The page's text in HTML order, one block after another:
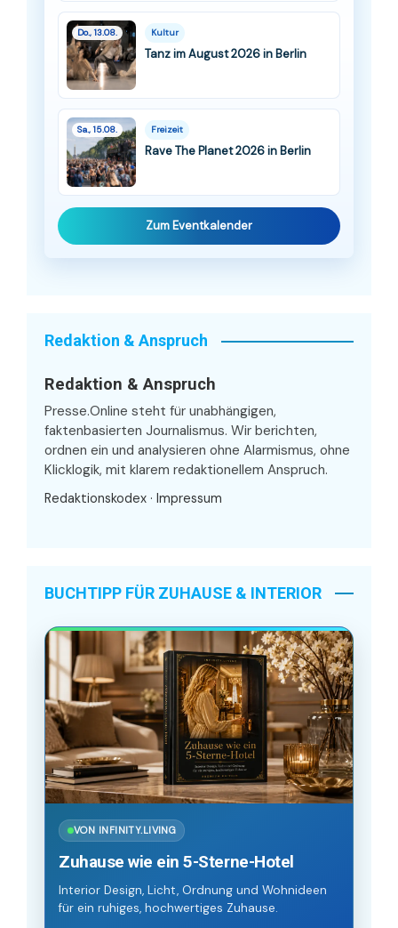
Do., 13.08. Kultur
Tanz im August 2026 in Berlin
Sa., 15.08. Freizeit
Rave The Planet 2026 in Berlin
Zum Eventkalender
Redaktion & Anspruch
Redaktion & Anspruch
Presse.Online steht für unabhängigen,
faktenbasierten Journalismus. Wir berichten,
ordnen ein und analysieren ohne Alarmismus, ohne
Klicklogik, mit klarem redaktionellem Anspruch.
Redaktionskodex · Impressum
BUCHTIPP FÜR ZUHAUSE & INTERIOR
VON INFINITY.LIVING
Zuhause wie ein 5-Sterne-Hotel
Interior Design, Licht, Ordnung und Wohnideen
für ein ruhiges, hochwertiges Zuhause.